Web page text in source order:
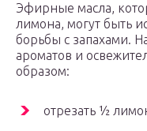
Эфирные масла,
лимона, могут быть
борьбы с запахами.
ароматов и
образом:
отрезать ½